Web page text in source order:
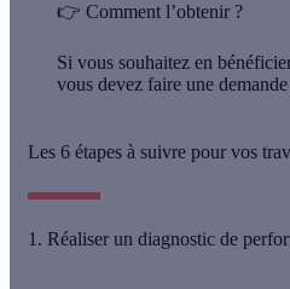
👉 Comment l’obtenir ?
Si vous souhaitez en
vous devez faire une
Les 6 étapes à suivre pour vos
1. Réaliser un diagnostic de